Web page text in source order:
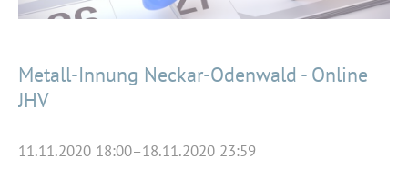
Metall-Innung Neckar-Odenwald - Online
JHV
11.11.2020 18:00–18.11.2020 23:59